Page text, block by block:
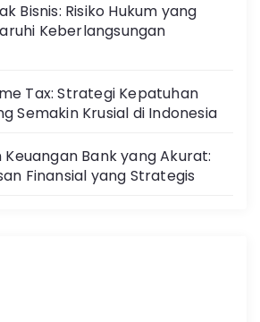
Bisnis: Risiko Hukum yang
Keberlangsungan
Tax: Strategi Kepatuhan
Semakin Krusial di Indonesia
Keuangan Bank yang Akurat:
Finansial yang Strategis